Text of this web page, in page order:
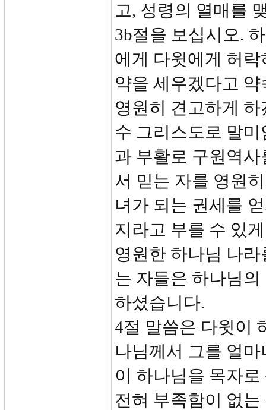
고, 성령의 열매를
3b절을 보십시오.
에게 다윗에게 허
약을 세우겠다고
영원히 견고하게
수 그리스도로 말
과 부활로 구원역
서 믿는 자를 영원
녀가 되는 권세를
지라고 부를 수 있
영원한 하나님 나
는 자들은 하나님
하셨습니다.
4절 말씀은 다윗이
나님께서 그를 얼
이 하나님을 목자
전혀 부족함이 없